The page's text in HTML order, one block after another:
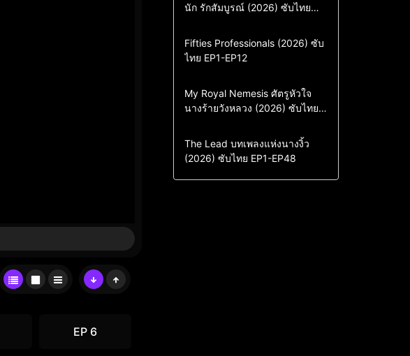
EP 6
ซีรี่ย์เกาหลีซับไทย
นัก รักสัมบูรณ์ (2026) ซับไทย
Action & Adventure
Comedy
Drama
ซีรี่ย์เกาหลี
Fifties Professionals (2026) ซับ
ไทย EP1-EP12
Comedy
Drama
Sci-Fi & Fantasy
ซีรี่ย์เกาหลี
My Royal Nemesis ศัตรูหัวใจ
นางร้ายวังหลวง (2026) ซับไทย
Drama
ซีรี่ย์จีน
ซีรี่ย์จีนซับไทย
The Lead บทเพลงแห่งนางงิ้ว
(2026) ซับไทย EP1-EP48